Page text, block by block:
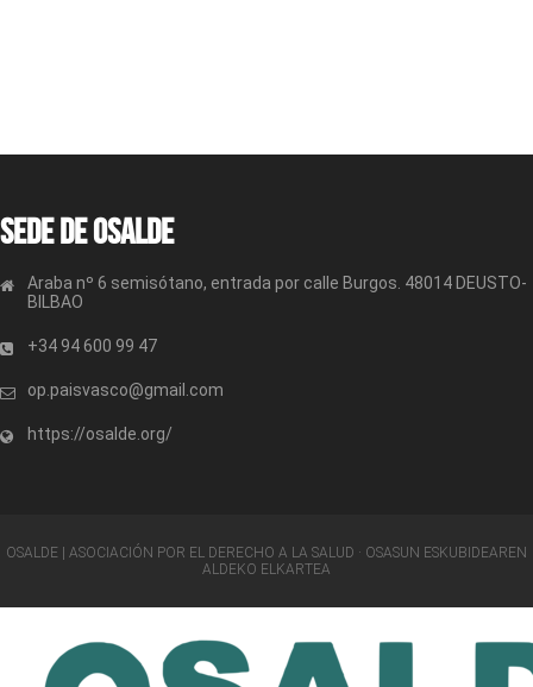
Sede de OSALDE
Araba nº 6 semisótano, entrada por calle Burgos. 48014 DEUSTO-
BILBAO
+34 94 600 99 47
op.paisvasco@gmail.com
https://osalde.org/
OSALDE | ASOCIACIÓN POR EL DERECHO A LA SALUD · OSASUN ESKUBIDEAREN
ALDEKO ELKARTEA